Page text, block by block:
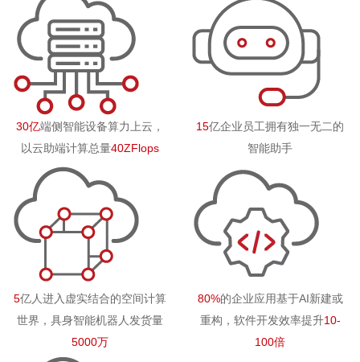
30亿端侧智能设备算力上云，
以云助端计算总量40ZFlops
15亿企业员工拥有独一无二的
智能助手
5亿人进入虚实结合的空间计算
世界，具身智能机器人发货量
5000万
80%的企业应用基于AI新建或
重构，软件开发效率提升10-
100倍